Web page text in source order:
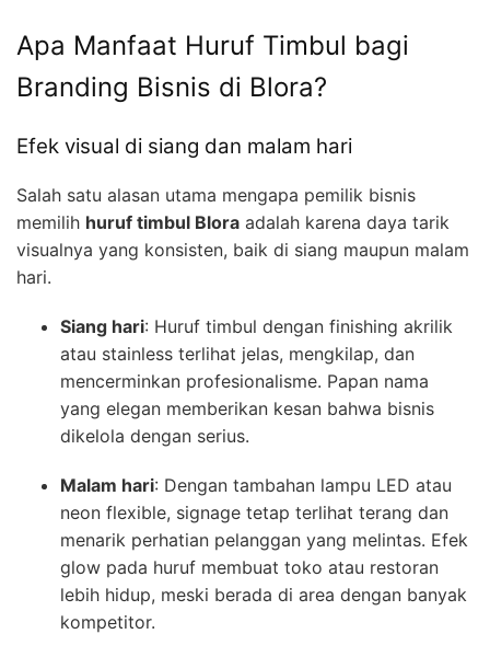
Apa Manfaat Huruf Timbul bagi
Branding Bisnis di Blora?
Efek visual di siang dan malam hari
Salah satu alasan utama mengapa pemilik bisnis
memilih huruf timbul Blora adalah karena daya tarik
visualnya yang konsisten, baik di siang maupun malam
hari.
Siang hari: Huruf timbul dengan finishing akrilik
atau stainless terlihat jelas, mengkilap, dan
mencerminkan profesionalisme. Papan nama
yang elegan memberikan kesan bahwa bisnis
dikelola dengan serius.
Malam hari: Dengan tambahan lampu LED atau
neon flexible, signage tetap terlihat terang dan
menarik perhatian pelanggan yang melintas. Efek
glow pada huruf membuat toko atau restoran
lebih hidup, meski berada di area dengan banyak
kompetitor.